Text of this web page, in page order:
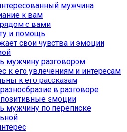
мужчина
к вам
рядом с вами
и помощь
свои чувства и эмоции
мужчину разговором
к его увлечениям и интересам
к его рассказам
в разговоре
эмоции
мужчину по переписке